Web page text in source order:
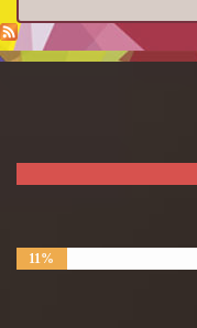
11%